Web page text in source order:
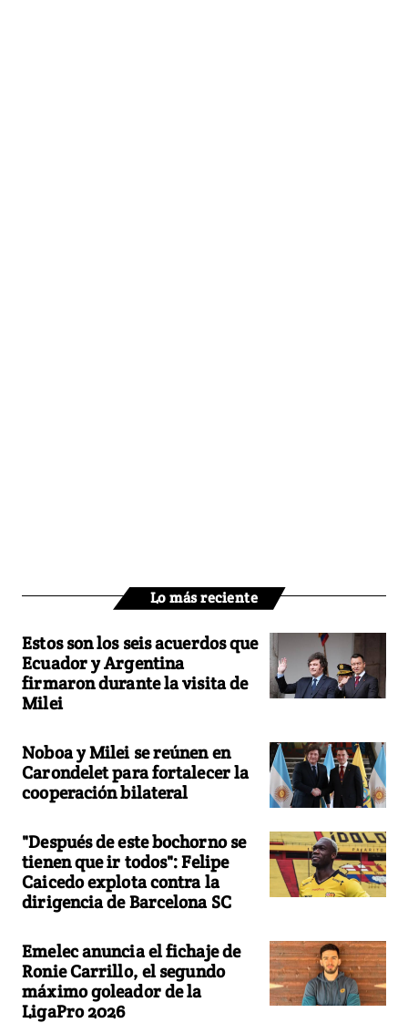
Lo más reciente
Estos son los seis acuerdos que
Ecuador y Argentina
firmaron durante la visita de
Milei
Noboa y Milei se reúnen en
Carondelet para fortalecer la
cooperación bilateral
"Después de este bochorno se
tienen que ir todos": Felipe
Caicedo explota contra la
dirigencia de Barcelona SC
Emelec anuncia el fichaje de
Ronie Carrillo, el segundo
máximo goleador de la
LigaPro 2026